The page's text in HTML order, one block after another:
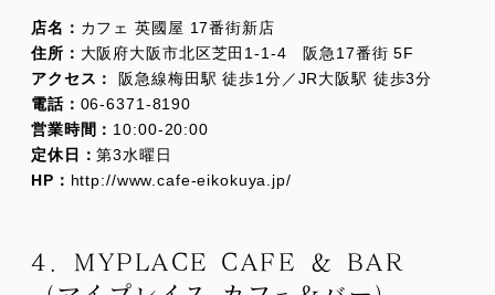
店名： カフェ 英國屋 17番街新店
住所： 大阪府大阪市北区芝田1-1-4 阪急17番街 5F
アクセス：
阪急線梅田駅 徒歩1分／JR大阪駅 徒歩3分
電話： 06-6371-8190
営業時間： 10:00-20:00
定休日：第3水曜日
HP： http://www.cafe-eikokuya.jp/
4．MYPLACE CAFE ＆ BAR